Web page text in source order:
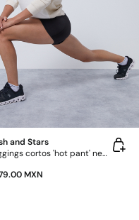
and Stars
Leggings cortos 'hot pant' negro 4D Stretch
MXN